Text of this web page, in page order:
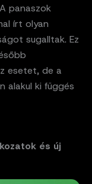
panaszok
írt olyan
sugalltak. Ez
esetet, de a
alakul ki függés
és új